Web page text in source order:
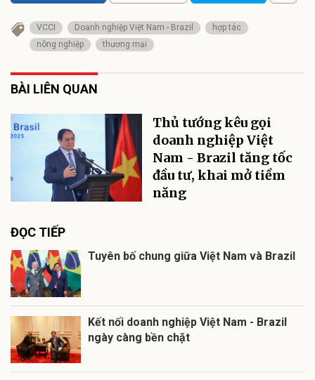
VCCI Doanh nghiệp Việt Nam - Brazil
hợp tác
nông nghiệp
thương mại
BÀI LIÊN QUAN
Thủ tướng kêu gọi
doanh nghiệp Việt
Nam - Brazil tăng tốc
đầu tư, khai mở tiềm
năng
ĐỌC TIẾP
Tuyên bố chung giữa Việt Nam và Brazil
Kết nối doanh nghiệp Việt Nam - Brazil
ngày càng bền chặt